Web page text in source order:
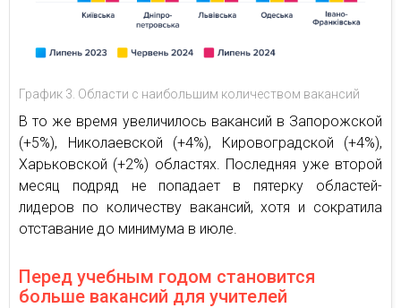
График 3. Области с наибольшим количеством вакансий
В то же время увеличилось вакансий в Запорожской
(+5%), Николаевской (+4%), Кировоградской (+4%),
Харьковской (+2%) областях. Последняя уже второй
месяц подряд не попадает в пятерку областей-
лидеров по количеству вакансий, хотя и сократила
отставание до минимума в июле.
Перед учебным годом становится
больше вакансий для учителей